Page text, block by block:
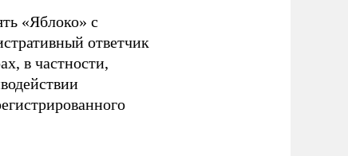
«Яблоко» с
ответчик
в частности,